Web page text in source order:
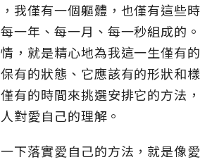
我僅有一個軀體，也僅有這些時
一年、每一月、每一秒組成的。
，就是精心地為我這一生僅有的
有的狀態、它應該有的形狀和樣
有的時間來挑選安排它的方法，
對愛自己的理解。
下落實愛自己的方法，就是像愛